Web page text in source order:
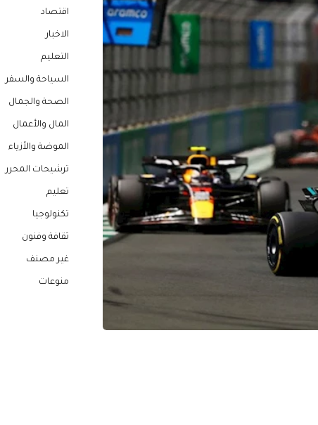
اقتصاد
الاخبار
التعليم
السياحة والسفر
الصحة والجمال
المال والأعمال
الموضة والأزياء
ترشيحات المحرر
تعليم
تكنولوجيا
ثقافة وفنون
غير مصنف
منوعات